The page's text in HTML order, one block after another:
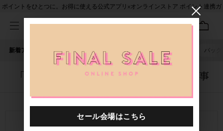
ポイントをひとつに。お得に使える公式アプリ×オンラインストア ポイント連携ガ
新着アイテム 人気ワード セール 40th限定 バッグ
「0011695.2520052.0062」に関する記事
関連キーワード